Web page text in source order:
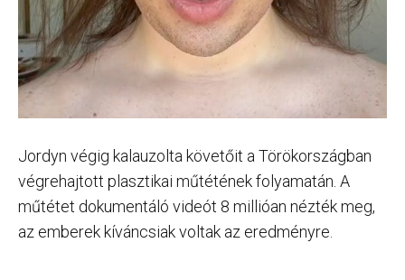
Jordyn végig kalauzolta követőit a Törökországban
végrehajtott plasztikai műtétének folyamatán. A
műtétet dokumentáló videót 8 millióan nézték meg,
az emberek kíváncsiak voltak az eredményre.